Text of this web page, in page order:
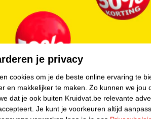
je privacy
cookies om je de beste online ervaring te
en makkelijker te maken. Zo kunnen we jou
dat je ook buiten Kruidvat.be relevante
Je kunt je voorkeuren altijd